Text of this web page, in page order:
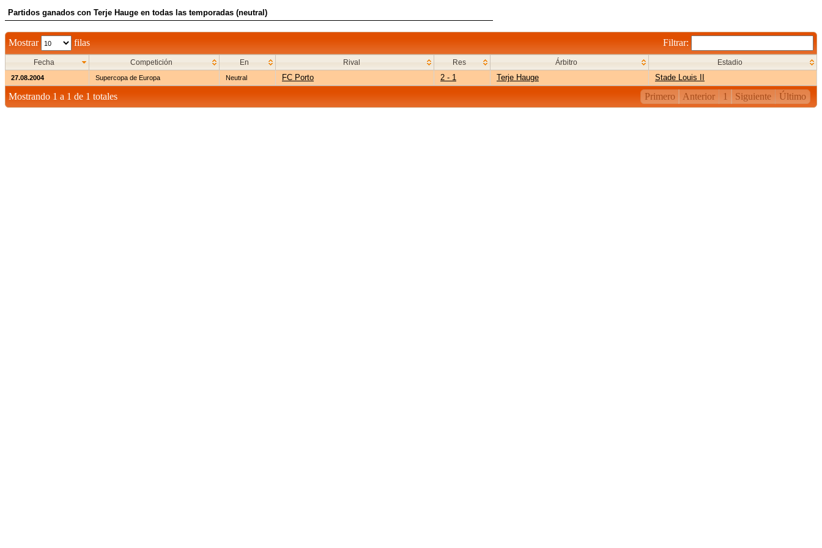
Partidos ganados con Terje Hauge en todas las temporadas (neutral)
Mostrar filas Filtrar:
Fecha Competición En Rival Res Árbitro Estadio
27.08.2004 Supercopa de Europa Neutral FC Porto 2 - 1 Terje Hauge Stade Louis II
Mostrando 1 a 1 de 1 totales Primero Anterior 1 Siguiente Último